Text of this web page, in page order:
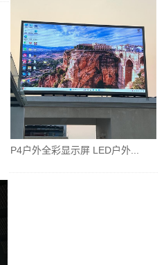
P4户外全彩显示屏 LED户外...